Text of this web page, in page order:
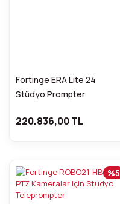
Fortinge ERA Lite 24
Stüdyo Prompter
220.836,00 TL
%5